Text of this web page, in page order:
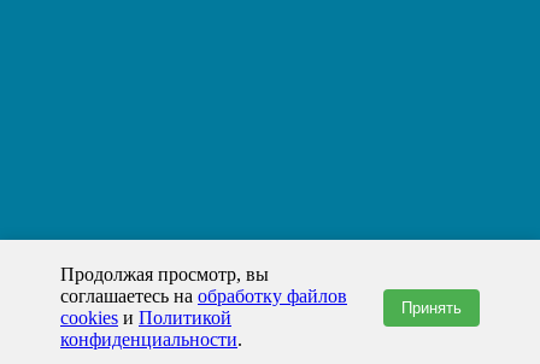
Продолжая просмотр, вы
соглашаетесь на обработку файлов
cookies и Политикой
конфиденциальности.
Принять